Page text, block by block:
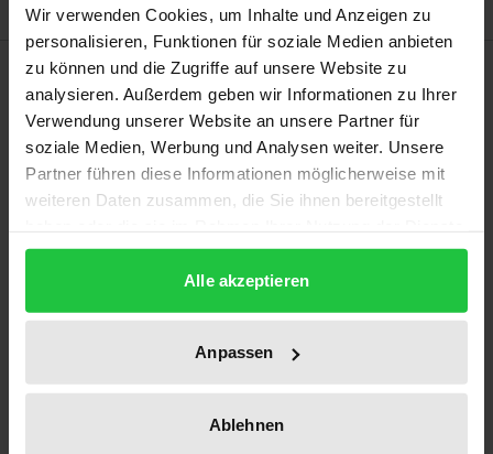
Wir verwenden Cookies, um Inhalte und Anzeigen zu
personalisieren, Funktionen für soziale Medien anbieten
zu können und die Zugriffe auf unsere Website zu
analysieren. Außerdem geben wir Informationen zu Ihrer
Verwendung unserer Website an unsere Partner für
soziale Medien, Werbung und Analysen weiter. Unsere
Partner führen diese Informationen möglicherweise mit
weiteren Daten zusammen, die Sie ihnen bereitgestellt
gesammelt haben.
Alle akzeptieren
Anpassen
Ablehnen
Bibliographical data
Edition
1
978-3-7890-3003-1
Publication Date
Year of Publication